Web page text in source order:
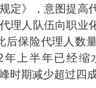
定》，意图提高
理人队伍向职业
后保险代理人数
年上半年已经缩
时期减少超过四成